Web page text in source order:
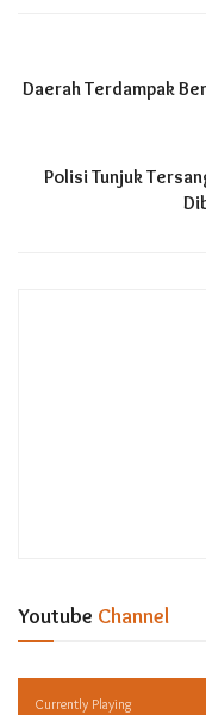
Daerah Terdampak
Polisi Tunjuk
Youtube Channel
Currently Playing